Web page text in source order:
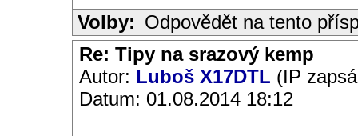
Volby: Odpovědět na tento
Re: Tipy na srazový kemp
Autor: Luboš X17DTL (IP
Datum: 01.08.2014 18:12